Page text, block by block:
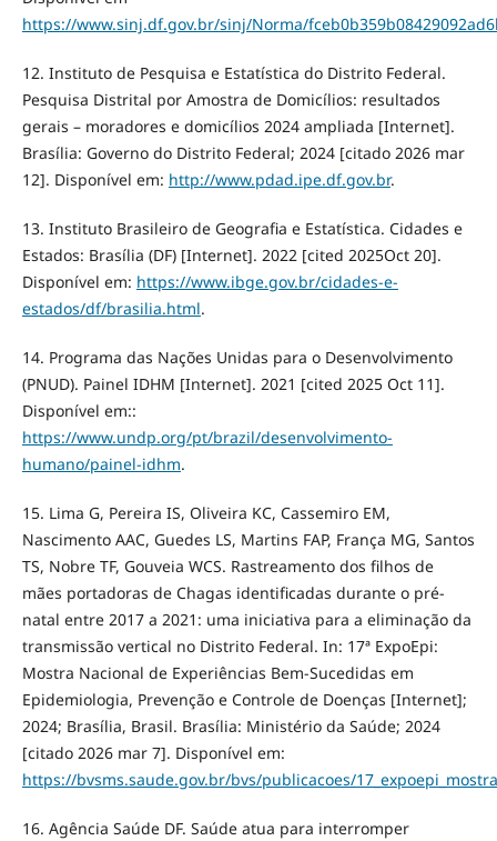
https://www.sinj.df.gov.br/sinj/Norma/
12. Instituto de Pesquisa e Estatística do Distrito Federal.
Pesquisa Distrital por Amostra de Domicílios: resultados
gerais – moradores e domicílios 2024 ampliada [Internet].
Brasília: Governo do Distrito Federal; 2024 [citado 2026 mar
12]. Disponível em: http://www.pdad.ipe.df.gov.br.
13. Instituto Brasileiro de Geografia e Estatística. Cidades e
Estados: Brasília (DF) [Internet]. 2022 [cited 2025Oct 20].
Disponível em: https://www.ibge.gov.br/cidades-e-
estados/df/brasilia.html.
14. Programa das Nações Unidas para o Desenvolvimento
(PNUD). Painel IDHM [Internet]. 2021 [cited 2025 Oct 11].
Disponível em::
https://www.undp.org/pt/brazil/desenvolvimento-
humano/painel-idhm.
15. Lima G, Pereira IS, Oliveira KC, Cassemiro EM,
Nascimento AAC, Guedes LS, Martins FAP, França MG, Santos
TS, Nobre TF, Gouveia WCS. Rastreamento dos filhos de
mães portadoras de Chagas identificadas durante o pré-
natal entre 2017 a 2021: uma iniciativa para a eliminação da
transmissão vertical no Distrito Federal. In: 17ª ExpoEpi:
Mostra Nacional de Experiências Bem-Sucedidas em
Epidemiologia, Prevenção e Controle de Doenças [Internet];
2024; Brasília, Brasil. Brasília: Ministério da Saúde; 2024
[citado 2026 mar 7]. Disponível em:
https://bvsms.saude.gov.br/bvs/publicacoes/
16. Agência Saúde DF. Saúde atua para interromper